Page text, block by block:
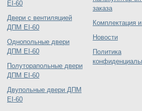
EI-60
Двери с вентиляцией
ДПМ EI-60
Однопольные двери
ДПМ EI-60
Полуторапольные двери
ДПМ EI-60
Двупольные двери ДПМ
EI-60
заказа
Комплектация
Новости
Политика